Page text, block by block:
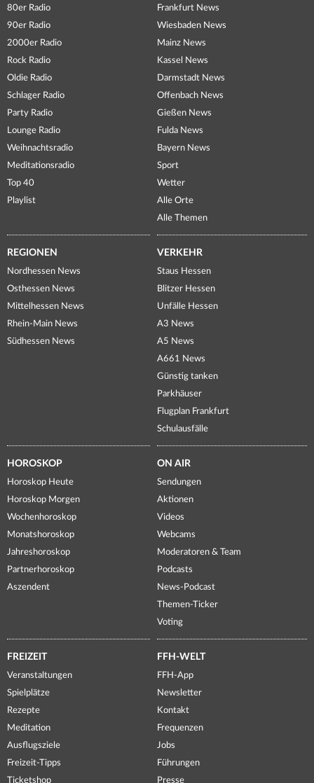
80er Radio
90er Radio
2000er Radio
Rock Radio
Oldie Radio
Schlager Radio
Party Radio
Lounge Radio
Weihnachtsradio
Meditationsradio
Top 40
Playlist
Frankfurt News
Wiesbaden News
Mainz News
Kassel News
Darmstadt News
Offenbach News
Gießen News
Fulda News
Bayern News
Sport
Wetter
Alle Orte
Alle Themen
REGIONEN
Nordhessen News
Osthessen News
Mittelhessen News
Rhein-Main News
Südhessen News
VERKEHR
Staus Hessen
Blitzer Hessen
Unfälle Hessen
A3 News
A5 News
A661 News
Günstig tanken
Parkhäuser
Flugplan Frankfurt
Schulausfälle
HOROSKOP
Horoskop Heute
Horoskop Morgen
Wochenhoroskop
Monatshoroskop
Jahreshoroskop
Partnerhoroskop
Aszendent
ON AIR
Sendungen
Aktionen
Videos
Webcams
Moderatoren & Team
Podcasts
News-Podcast
Themen-Ticker
Voting
FREIZEIT
Veranstaltungen
Spielplätze
Rezepte
Meditation
Ausflugsziele
Freizeit-Tipps
Ticketshop
FFH-WELT
FFH-App
Newsletter
Kontakt
Frequenzen
Jobs
Führungen
Presse